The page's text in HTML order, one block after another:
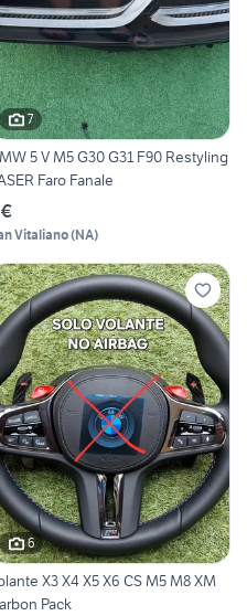
7
5 V M5 G30 G31 F90 Restyling
Faro Fanale
Vitaliano(NA)
6
X3 X4 X5 X6 CS M5 M8 XM
Pack